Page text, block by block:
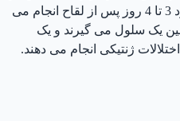
رحم زن انجام داد. این فرآیند حدود 3 تا 4 روز پس از لقاح انجام می
یک سلول می گیرند و یک
ژنتیکی انجام می دهند.